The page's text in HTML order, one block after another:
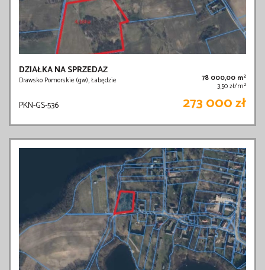
DZIAŁKA NA SPRZEDAŻ
Drawsko Pomorskie (gw), Łabędzie 78 000,00 m2
3,50 zł/m2
PKN-GS-536 273 000 zł